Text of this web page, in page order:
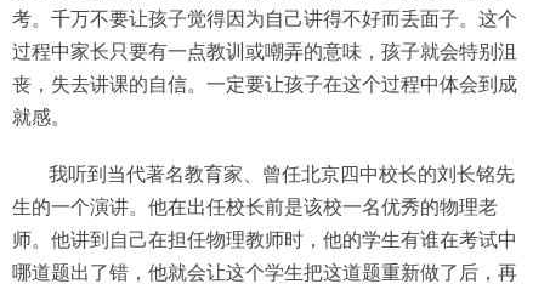
考。千万不要让孩子觉得因为自己讲得不好而丢面子。这个
过程中家长只要有一点教训或嘲弄的意味，孩子就会特别沮
丧，失去讲课的自信。一定要让孩子在这个过程中体会到成
就感。
我听到当代著名教育家、曾任北京四中校长的刘长铭先
生的一个演讲。他在出任校长前是该校一名优秀的物理老
师。他讲到自己在担任物理教师时，他的学生有谁在考试中
哪道题出了错，他就会让这个学生把这道题重新做了后，再